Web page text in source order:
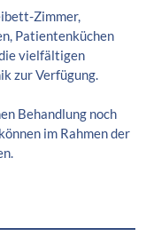
Zimmer,
Patientenküchen
vielfältigen
zur Verfügung.
Behandlung noch
im Rahmen der